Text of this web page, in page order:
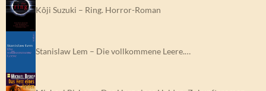
Kôji Suzuki – Ring. Horror-Roman
Stanislaw Lem – Die vollkommene Leere.…